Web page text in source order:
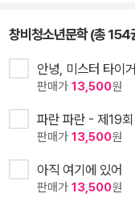
창비청소년문학 (총 154
안녕, 미스터 타이거
판매가 13,500원
파란 파란 - 제19
판매가 13,500원
아직 여기에 있어
판매가 13,500원